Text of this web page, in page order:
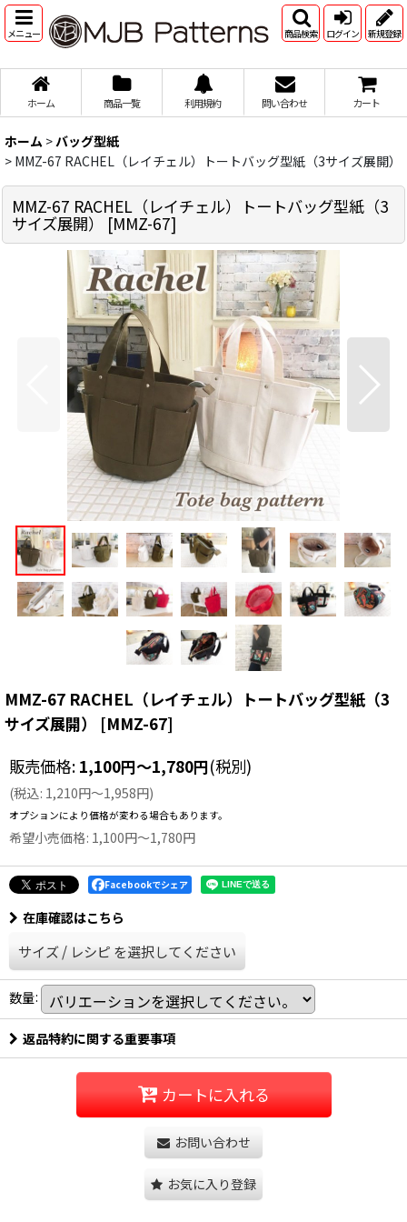
メニュー 商品検索 ログイン 新規登録
ホーム 商品一覧 利用規約 問い合わせ カート
ホーム > バッグ型紙
> MMZ-67 RACHEL（レイチェル）トートバッグ型紙（3サイズ展開）
MMZ-67 RACHEL（レイチェル）トートバッグ型紙（3
サイズ展開） [MMZ-67]
MMZ-67 RACHEL（レイチェル）トートバッグ型紙（3
サイズ展開）
[MMZ-67]
販売価格: 1,100円～1,780円(税別)
(税込: 1,210円～1,958円)
オプションにより価格が変わる場合もあります。
希望小売価格: 1,100円～1,780円
Facebookでシェア
在庫確認はこちら
サイズ/ レシピ を選択してください
数量:
返品特約に関する重要事項
カートに入れる
お問い合わせ
お気に入り登録